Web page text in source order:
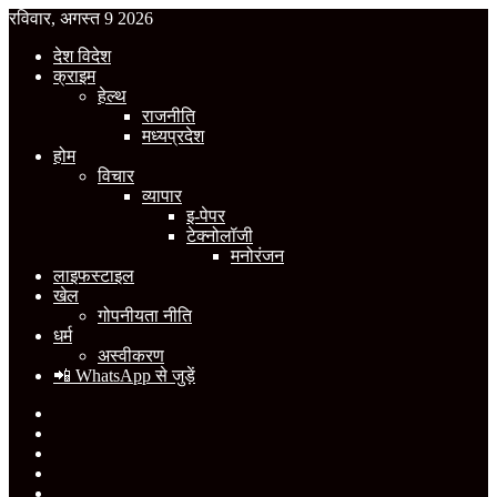
रविवार, अगस्त 9 2026
देश विदेश
क्राइम
हेल्थ
राजनीति
मध्यप्रदेश
होम
विचार
व्यापार
इ-पेपर
टेक्नोलॉजी
मनोरंजन
लाइफस्टाइल
खेल
गोपनीयता नीति
धर्म
अस्वीकरण
📲 WhatsApp से जुड़ें